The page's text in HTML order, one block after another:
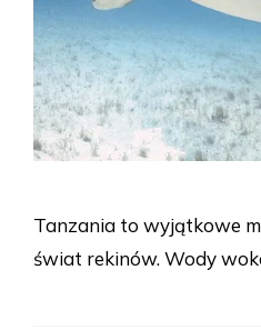
Tanzania to wyjątkowe
świat rekinów. Wody